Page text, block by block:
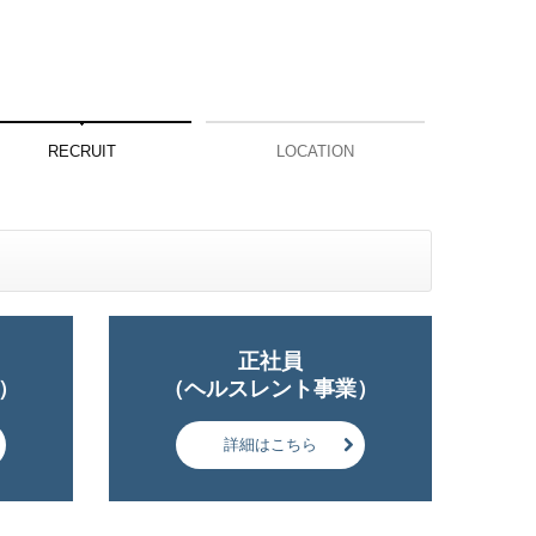
RECRUIT LOCATION
正社員
（ヘルスレント事業）
詳細はこちら